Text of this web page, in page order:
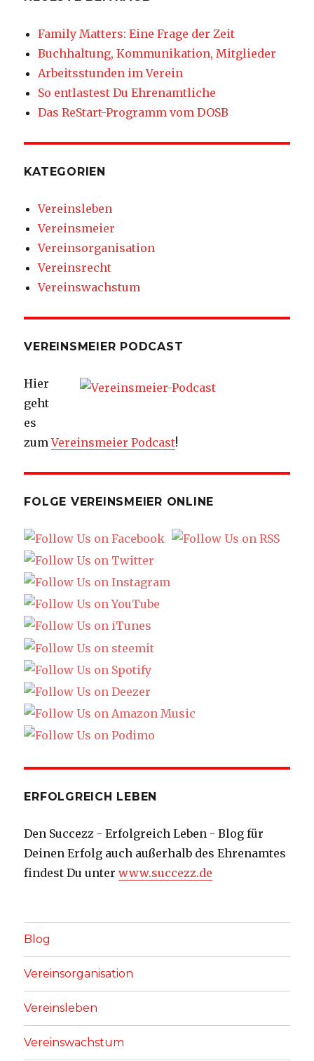
Family Matters: Eine Frage der Zeit
Buchhaltung, Kommunikation, Mitglieder
Arbeitsstunden im Verein
So entlastest Du Ehrenamtliche
Das ReStart-Programm vom DOSB
KATEGORIEN
Vereinsleben
Vereinsmeier
Vereinsorganisation
Vereinsrecht
Vereinswachstum
VEREINSMEIER PODCAST
Hier
geht
es
zumVereinsmeier Podcast!
FOLGE VEREINSMEIER ONLINE
ERFOLGREICH LEBEN
Den Succezz - Erfolgreich Leben - Blog für
Deinen Erfolg auch außerhalb des Ehrenamtes
findest Du unterwww.succezz.de
Blog
Vereinsorganisation
Vereinsleben
Vereinswachstum